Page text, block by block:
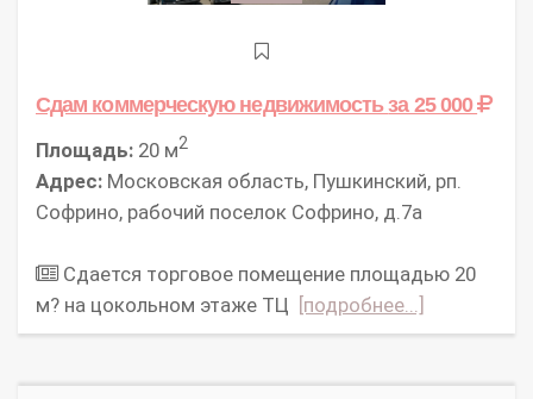
Сдам коммерческую недвижимостьза 25 000
Площадь: 20 м2
Адрес: Московская область, Пушкинский, рп.
Софрино, рабочий поселок Софрино, д.7а
Сдается торговое помещение площадью 20
м? на цокольном этаже ТЦ [подробнее...]